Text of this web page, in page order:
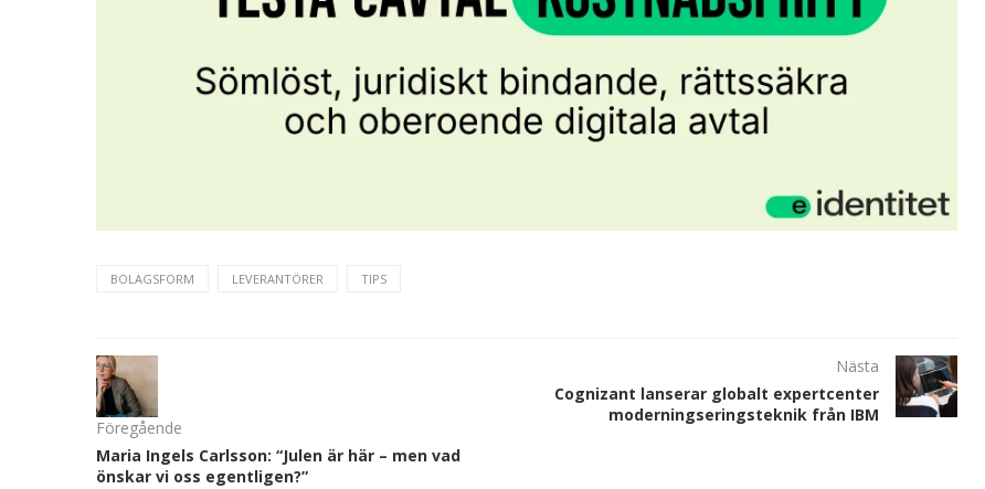
BOLAGSFORM LEVERANTÖRER TIPS
Föregående
Maria Ingels Carlsson: “Julen är här – men vad
önskar vi oss egentligen?”
Nästa
Cognizant lanserar globalt expertcenter
moderningseringsteknik från IBM